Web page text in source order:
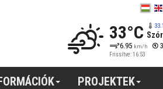
33°C
6.95 km/h
Frissítve: 16:53
PROJEKTEK